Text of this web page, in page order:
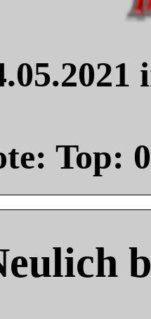
Top: 0